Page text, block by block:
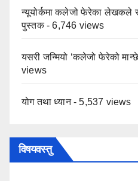
न्यूयोर्कमा कलेजो फेरेका लेखकले
पुस्तक- 6,746 views
यसरी जन्मियो ‘कलेजो फेरेको
views
योग तथा ध्यान- 5,537 views
विषयवस्तु